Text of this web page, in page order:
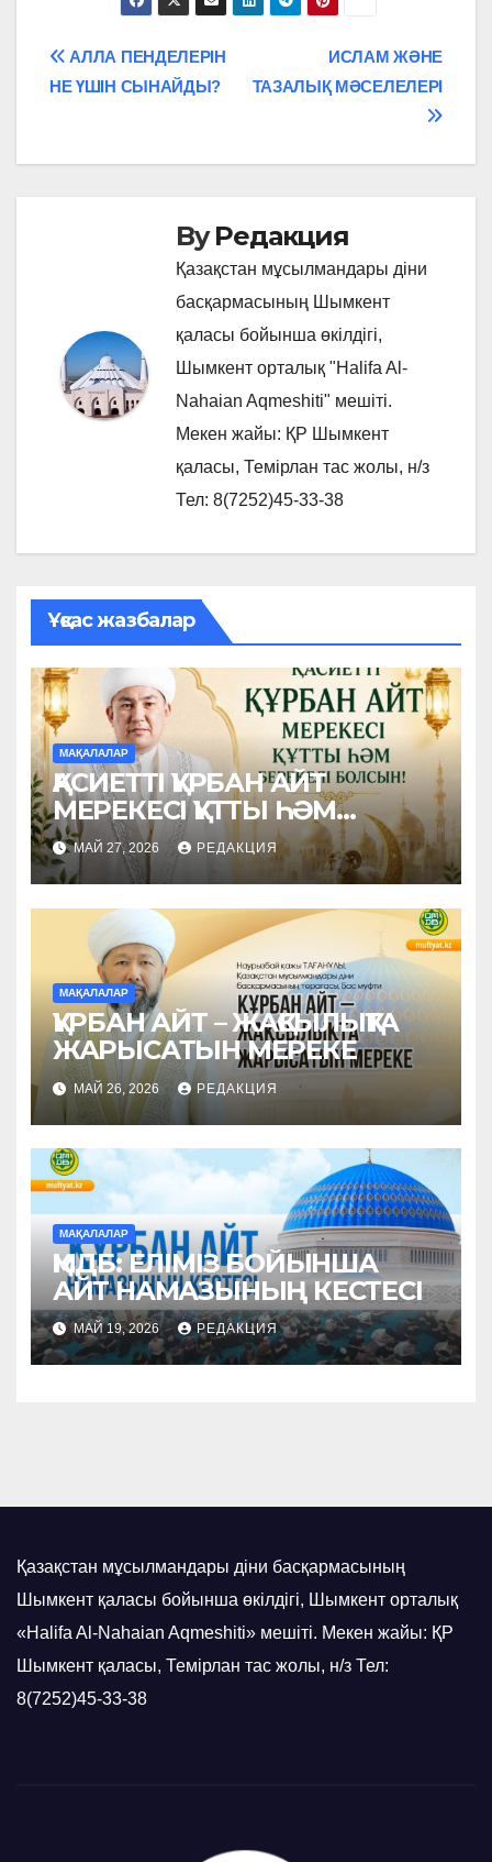
Навигация
записям
ИСЛАМ ЖӘНЕ
ТАЗАЛЫҚ МӘСЕЛЕЛЕРІ
АЛЛА ПЕНДЕЛЕРІН
НЕ ҮШІН СЫНАЙДЫ?
ByРедакция
Қазақстан мұсылмандары діни
басқармасының Шымкент
қаласы бойынша өкілдігі,
Шымкент орталық "Halifa Al-
Nahaian Aqmeshiti" мешіті.
Мекен жайы: ҚР Шымкент
қаласы, Темірлан тас жолы, н/з
Тел: 8(7252)45-33-38
Ұқсас жазбалар
МАҚАЛАЛАР
ҚАСИЕТТІ ҚҰРБАН АЙТ
МЕРЕКЕСІ ҚҰТТЫ ҺӘМ
БЕРЕКЕЛІ БОЛСЫН!
МАЙ 27, 2026 РЕДАКЦИЯ
МАҚАЛАЛАР
ҚҰРБАН АЙТ – ЖАҚСЫЛЫҚТА
ЖАРЫСАТЫН МЕРЕКЕ
МАЙ 26, 2026 РЕДАКЦИЯ
МАҚАЛАЛАР
ҚМДБ: ЕЛІМІЗ БОЙЫНША
АЙТ НАМАЗЫНЫҢ КЕСТЕСІ
МАЙ 19, 2026 РЕДАКЦИЯ
Қазақстан мұсылмандары діни басқармасының
Шымкент қаласы бойынша өкілдігі, Шымкент орталық
«Halifa Al-Nahaian Aqmeshiti» мешіті. Мекен жайы: ҚР
Шымкент қаласы, Темірлан тас жолы, н/з Тел:
8(7252)45-33-38